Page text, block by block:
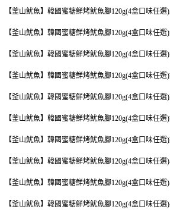
【釜山魷魚】韓國蜜糖鮮烤魷魚腳120g(4盒口味任選
【釜山魷魚】韓國蜜糖鮮烤魷魚腳120g(4盒口味任選
【釜山魷魚】韓國蜜糖鮮烤魷魚腳120g(4盒口味任選
【釜山魷魚】韓國蜜糖鮮烤魷魚腳120g(4盒口味任選
【釜山魷魚】韓國蜜糖鮮烤魷魚腳120g(4盒口味任選
【釜山魷魚】韓國蜜糖鮮烤魷魚腳120g(4盒口味任選
【釜山魷魚】韓國蜜糖鮮烤魷魚腳120g(4盒口味任選
【釜山魷魚】韓國蜜糖鮮烤魷魚腳120g(4盒口味任選
【釜山魷魚】韓國蜜糖鮮烤魷魚腳120g(4盒口味任選
【釜山魷魚】韓國蜜糖鮮烤魷魚腳120g(4盒口味任選